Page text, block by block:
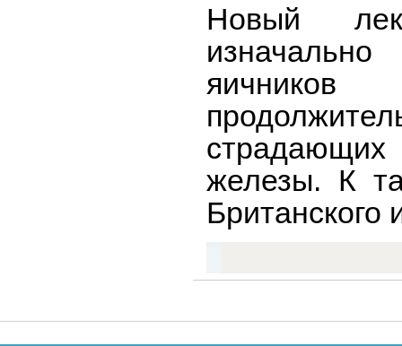
Новый
железы. К
Британского